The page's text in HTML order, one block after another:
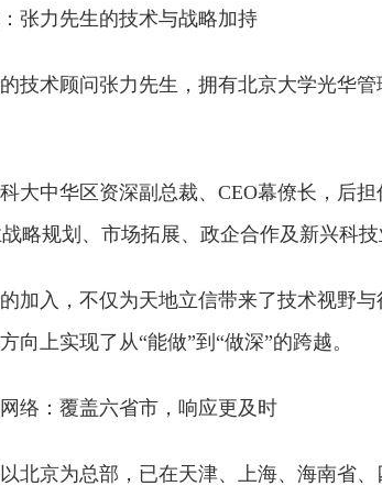
张力先生的技术与战略加持
技术顾问张力先生，拥有北京大学光华
大中华区资深副总裁、CEO幕僚长，后
略规划、市场拓展、政企合作及新兴科技
加入，不仅为天地立信带来了技术视野
向上实现了从“能做”到“做深”的跨越。
络：覆盖六省市，响应更及时
北京为总部，已在天津、上海、海南省